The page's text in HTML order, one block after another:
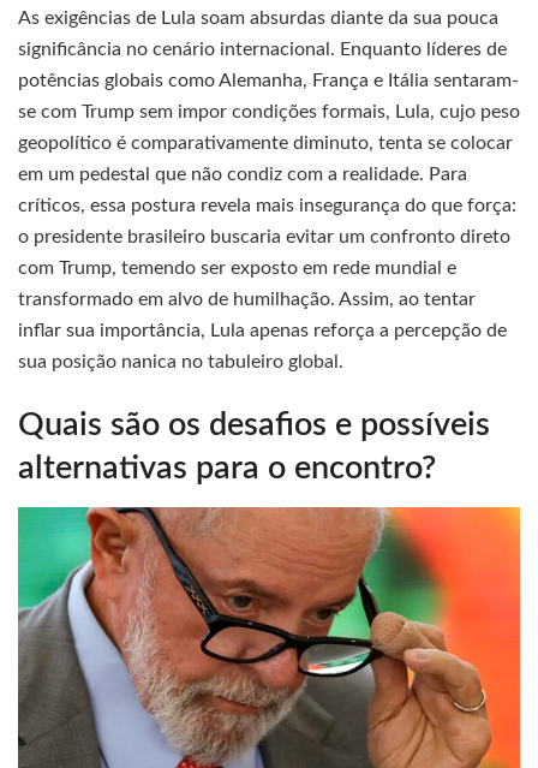
As exigências de Lula soam absurdas diante da sua pouca
significância no cenário internacional. Enquanto líderes de
potências globais como Alemanha, França e Itália sentaram-
se com Trump sem impor condições formais, Lula, cujo peso
geopolítico é comparativamente diminuto, tenta se colocar
em um pedestal que não condiz com a realidade. Para
críticos, essa postura revela mais insegurança do que força:
o presidente brasileiro buscaria evitar um confronto direto
com Trump, temendo ser exposto em rede mundial e
transformado em alvo de humilhação. Assim, ao tentar
inflar sua importância, Lula apenas reforça a percepção de
sua posição nanica no tabuleiro global.
Quais são os desafios e possíveis
alternativas para o encontro?